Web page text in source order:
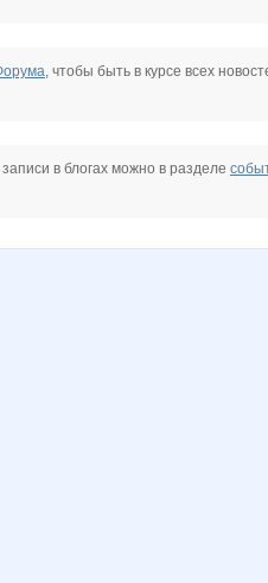
, чтобы быть в курсе всех
в блогах можно в разделе